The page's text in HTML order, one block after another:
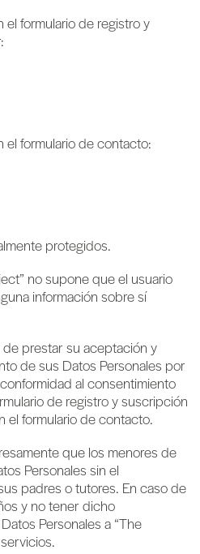
el formulario de registro y
el formulario de contacto:
protegidos.
no supone que el usuario
información sobre sí
prestar su aceptación y
de sus Datos Personales por
al consentimiento
de registro y suscripción
el formulario de contacto.
que los menores de
Personales sin el
padres o tutores. En caso de
y no tener dicho
Personales a “The